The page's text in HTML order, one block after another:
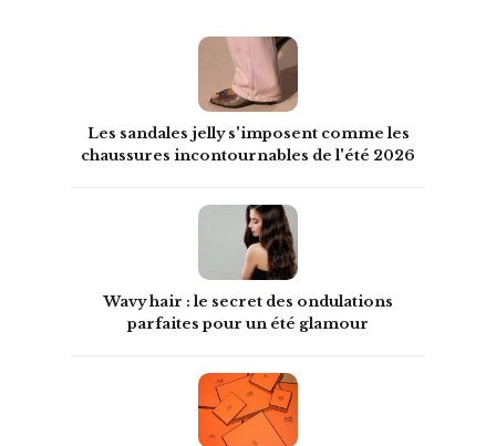
Les sandales jelly s'imposent comme les
chaussures incontournables de l'été 2026
Wavy hair : le secret des ondulations
parfaites pour un été glamour